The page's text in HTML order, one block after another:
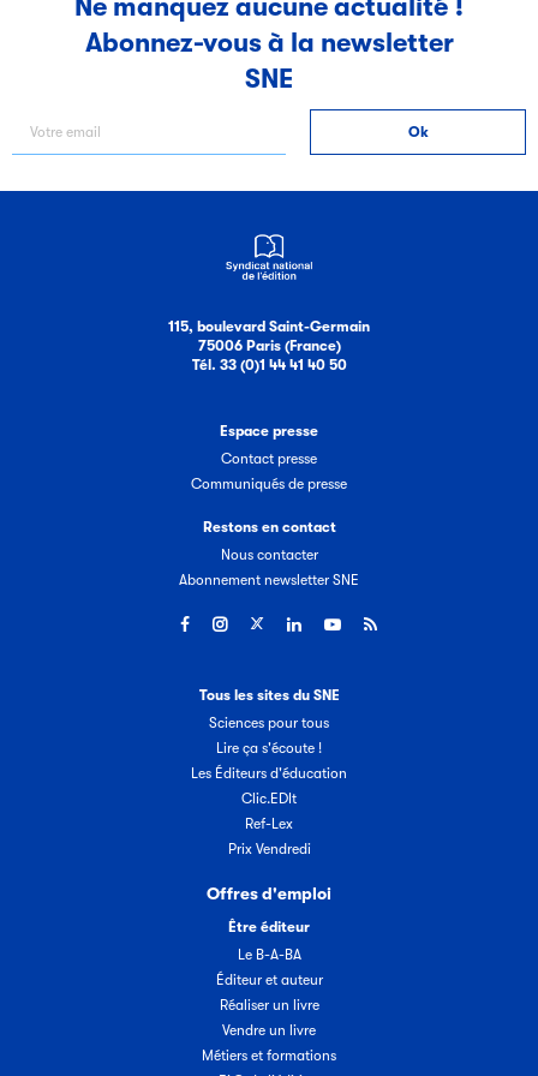
Ne manquez aucune actualité !
Abonnez-vous à la newsletter
SNE
115, boulevard Saint-Germain
75006 Paris (France)
Tél. 33 (0)1 44 41 40 50
Espace presse
Contact presse
Communiqués de presse
Restons en contact
Nous contacter
Abonnement newsletter SNE
Tous les sites du SNE
Sciences pour tous
Lire ça s'écoute !
Les Éditeurs d'éducation
Clic.EDIt
Ref-Lex
Prix Vendredi
Offres d'emploi
Être éditeur
Le B-A-BA
Éditeur et auteur
Réaliser un livre
Vendre un livre
Métiers et formations
Filéas
des acteurs de la filière du livre. Suivez les ventes de vos
ouvrages grâce à Filéas.